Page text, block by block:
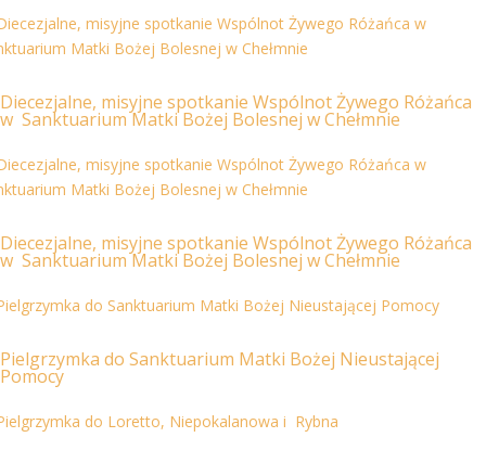
Diecezjalne, misyjne spotkanie Wspólnot Żywego Różańca
w Sanktuarium Matki Bożej Bolesnej w Chełmnie
Diecezjalne, misyjne spotkanie Wspólnot Żywego Różańca
w Sanktuarium Matki Bożej Bolesnej w Chełmnie
Pielgrzymka do Sanktuarium Matki Bożej Nieustającej
Pomocy